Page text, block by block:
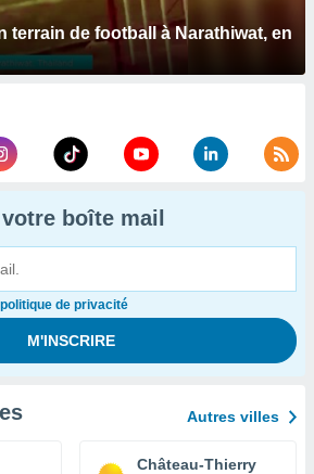
terrain de football à Narathiwat, en
boîte mail
de privacité
Autres villes
Château-Thierry